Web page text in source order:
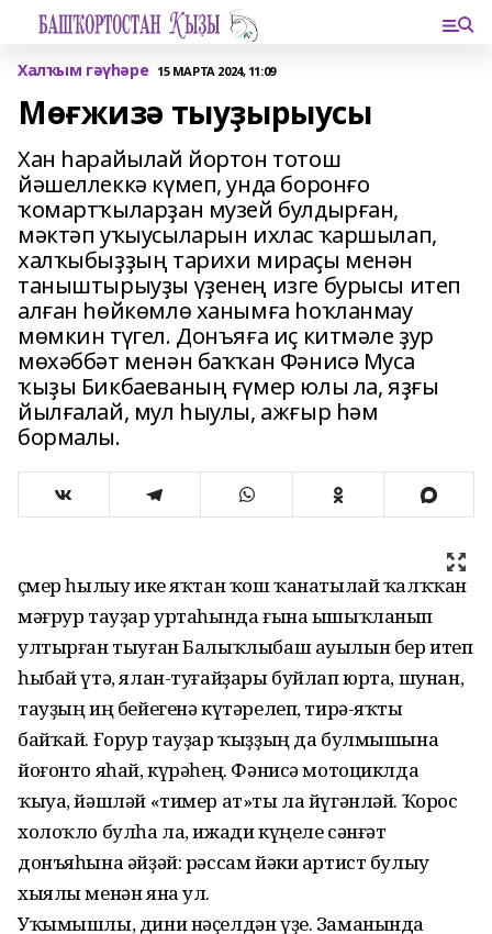
Халҡым гәүһәре 15 МАРТА 2024, 11:09
Мөғжизә тыуҙырыусы
Хан һарайылай йортон тотош
йәшеллеккә күмеп, унда боронғо
ҡомартҡыларҙан музей булдырған,
мәктәп уҡыусыларын ихлас ҡаршылап,
халҡыбыҙҙың тарихи мираҫы менән
таныштырыуҙы үҙенең изге бурысы итеп
алған һөйкөмлө ханымға һоҡланмау
мөмкин түгел. Донъяға иҫ китмәле ҙур
мөхәббәт менән баҡҡан Фәнисә Муса
ҡыҙы Бикбаеваның ғүмер юлы ла, яҙғы
йылғалай, мул һыулы, ажғыр һәм
бормалы.
Үҫмер һылыу ике яҡтан ҡош ҡанатылай ҡалҡҡан
мәғрур тауҙар уртаһында ғына ышыҡланып
ултырған тыуған Балыҡлыбаш ауылын бер итеп
һыбай үтә, ялан-туғайҙары буйлап юрта, шунан,
тауҙың иң бейегенә күтәрелеп, тирә-яҡты
байҡай. Ғорур тауҙар ҡыҙҙың да булмышына
йоғонто яһай, күрәһең. Фәнисә мотоциклда
ҡыуа, йәшләй «тимер ат»ты ла йүгәнләй. Ҡорос
холоҡло булһа ла, ижади күңеле сәнғәт
донъяһына әйҙәй: рәссам йәки артист булыу
хыялы менән яна ул.
Уҡымышлы, дини нәҫелдән үҙе. Заманында